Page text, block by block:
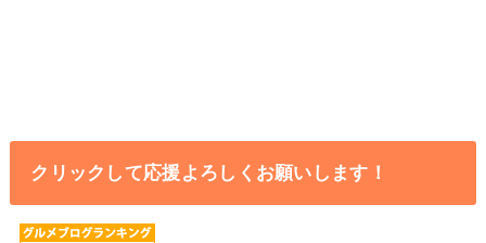
クリックして応援よろしくお願いします！